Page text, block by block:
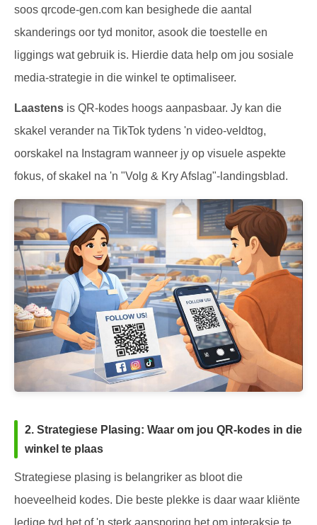
soos qrcode-gen.com kan besighede die aantal
skanderings oor tyd monitor, asook die toestelle en
liggings wat gebruik is. Hierdie data help om jou sosiale
media-strategie in die winkel te optimaliseer.
Laastens is QR-kodes hoogs aanpasbaar. Jy kan die
skakel verander na TikTok tydens 'n video-veldtog,
oorskakel na Instagram wanneer jy op visuele aspekte
fokus, of skakel na 'n "Volg & Kry Afslag"-landingsblad.
2. Strategiese Plasing: Waar om jou QR-kodes in die
winkel te plaas
Strategiese plasing is belangriker as bloot die
hoeveelheid kodes. Die beste plekke is daar waar kliënte
ledige tyd het of 'n sterk aansporing het om interaksie te